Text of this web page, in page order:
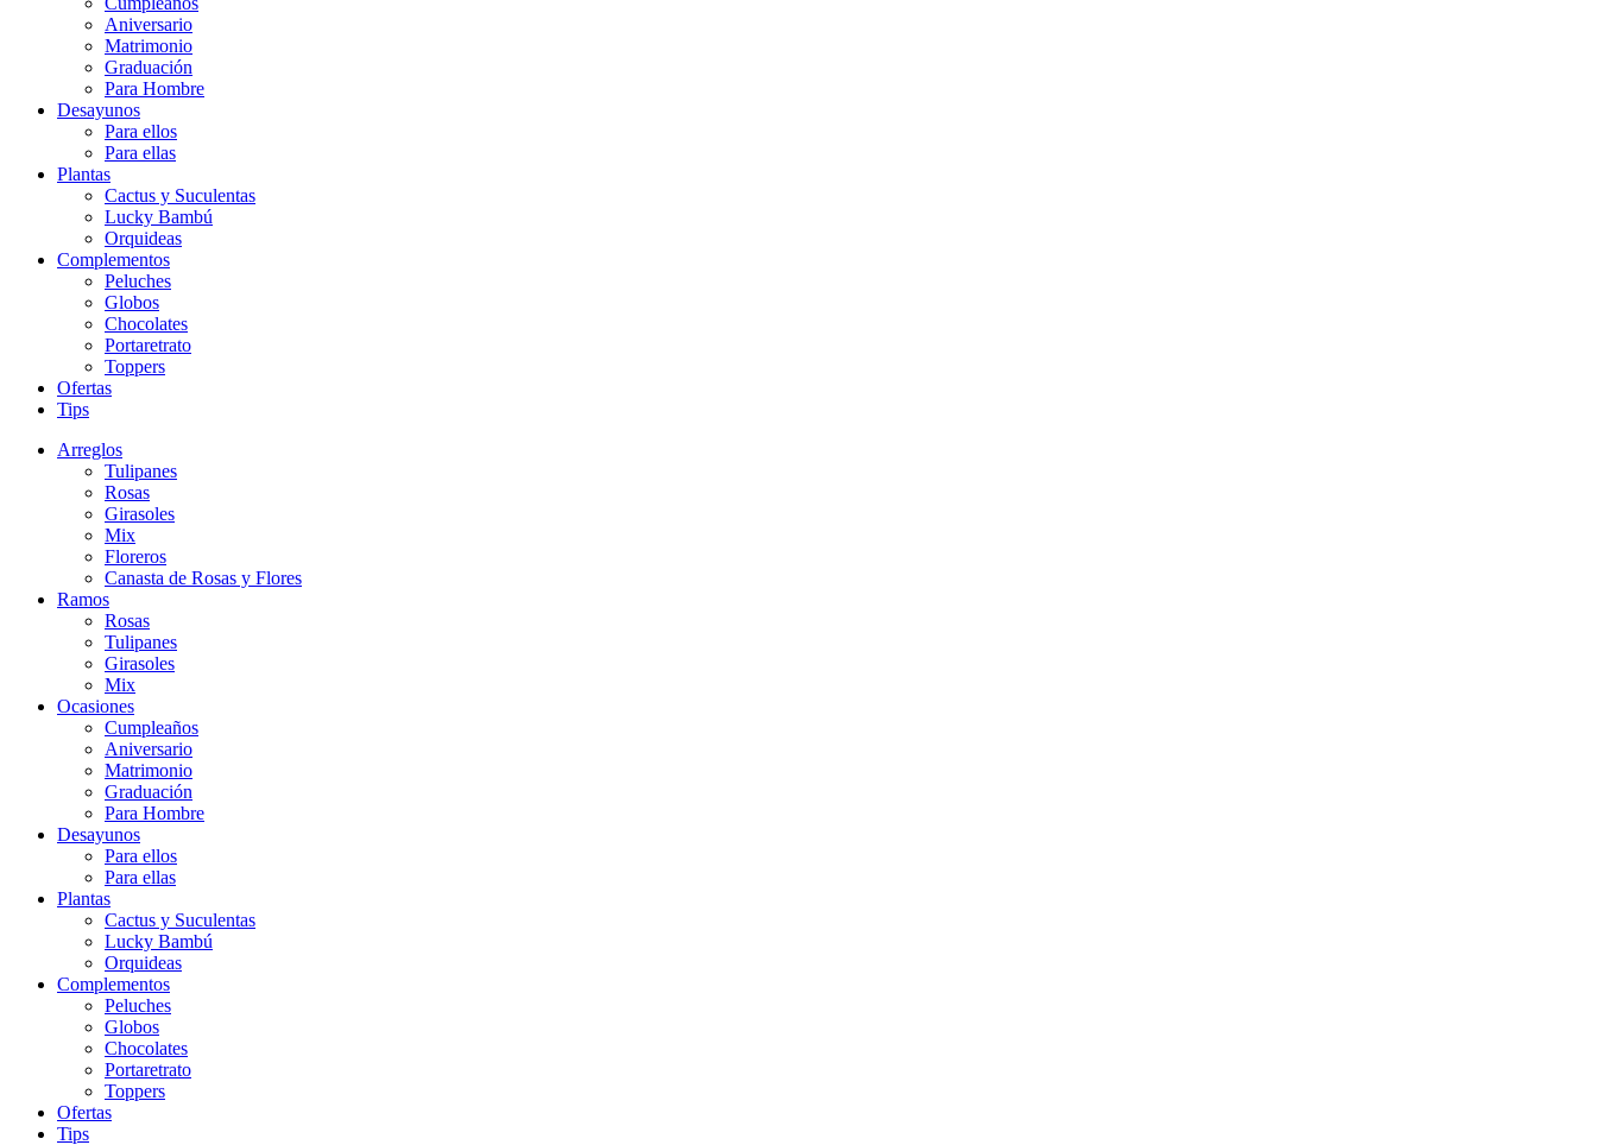
Aniversario
Matrimonio
Graduación
Para Hombre
Desayunos
Para ellos
Para ellas
Plantas
Cactus y Suculentas
Lucky Bambú
Orquideas
Complementos
Peluches
Globos
Chocolates
Portaretrato
Toppers
Ofertas
Tips
Arreglos
Tulipanes
Rosas
Girasoles
Mix
Floreros
Canasta de Rosas y Flores
Ramos
Rosas
Tulipanes
Girasoles
Mix
Ocasiones
Cumpleaños
Aniversario
Matrimonio
Graduación
Para Hombre
Desayunos
Para ellos
Para ellas
Plantas
Cactus y Suculentas
Lucky Bambú
Orquideas
Complementos
Peluches
Globos
Chocolates
Portaretrato
Toppers
Ofertas
Tips